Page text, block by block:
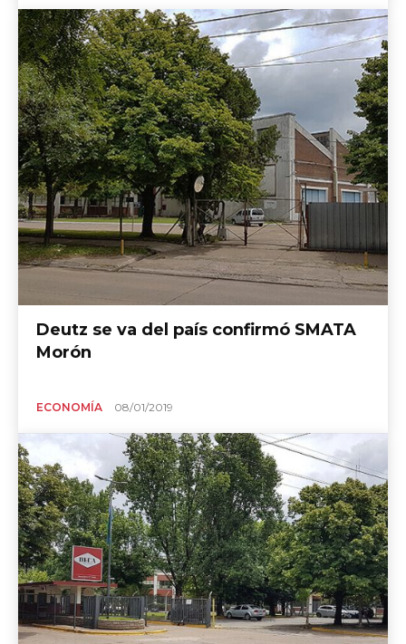
Deutz se va del país confirmó SMATA
Morón
ECONOMÍA 08/01/2019